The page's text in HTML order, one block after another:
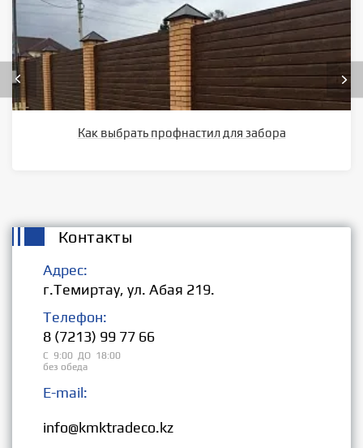
Как выбрать профнастил для забора
Контакты
Адрес:
г.Темиртау, ул. Абая 219.
Телефон:
8 (7213) 99 77 66
С 9:00 ДО 18:00
без обеда
E-mail:
info@kmktradeco.kz